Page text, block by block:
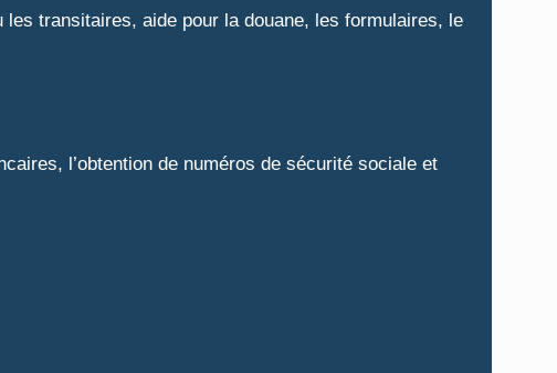
transitaires, aide pour la douane, les formulaires, le
l’obtention de numéros de sécurité sociale et